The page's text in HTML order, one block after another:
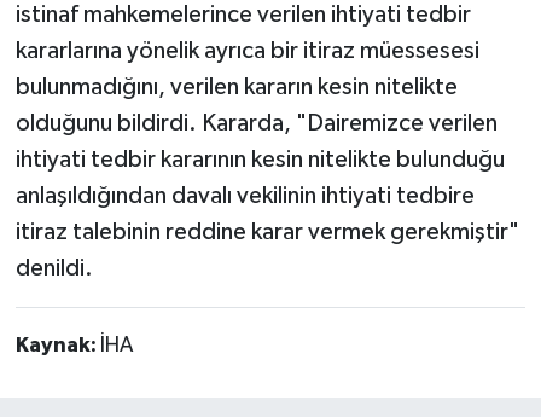
istinaf mahkemelerince verilen ihtiyati tedbir
kararlarına yönelik ayrıca bir itiraz müessesesi
bulunmadığını, verilen kararın kesin nitelikte
olduğunu bildirdi. Kararda, "Dairemizce verilen
ihtiyati tedbir kararının kesin nitelikte bulunduğu
anlaşıldığından davalı vekilinin ihtiyati tedbire
itiraz talebinin reddine karar vermek gerekmiştir"
denildi.
Kaynak: İHA